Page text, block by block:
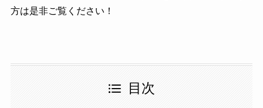
方は是非ご覧ください！
目次